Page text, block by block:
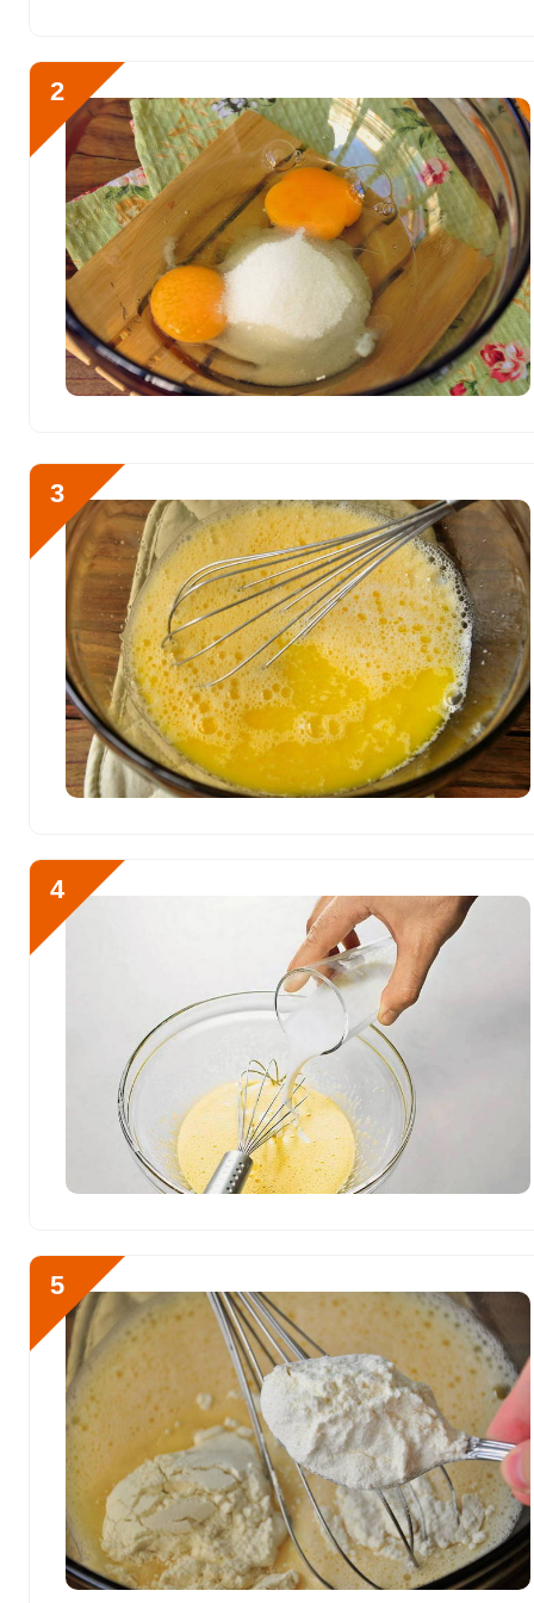
Калий
Кальций 1646.1 мг
Кремний 28 мг
Магний 395.3 мг
Натрий 4546.1 мг
Сера 1001.6 мг
Фосфор 1945.5 мг
Алюминий
Железо 15.3 мг
Йод 122.5 мкг
Кобальт 32.7 мкг
Литий 0
Марганец 4.1 мкг
Медь 939 мкг
Рубидий
Селен 85.8 мкг
Ванадий
2
3
4
5
Начнем готовить
разбиваем яйца.
Отправляя эту форму, вы
Политикой конфиденциальности,
персональных данных